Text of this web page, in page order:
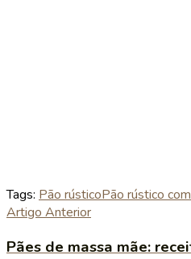
Tags: Pão rústicoPão rústico
Artigo Anterior
Pães de massa mãe: